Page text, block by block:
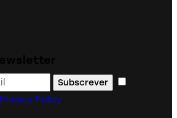
Subscrever
Privacy Policy.